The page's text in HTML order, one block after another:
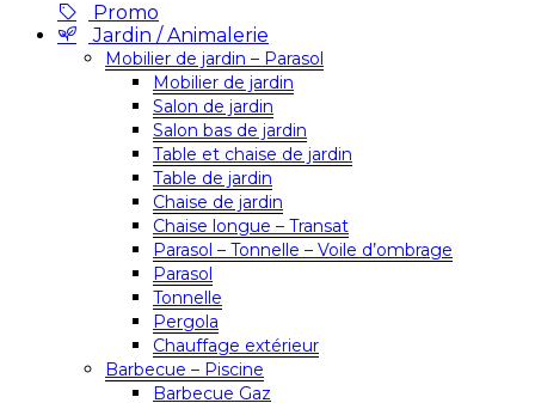
Promo
Jardin / Animalerie
Mobilier de jardin – Parasol
Mobilier de jardin
Salon de jardin
Salon bas de jardin
Table et chaise de jardin
Table de jardin
Chaise de jardin
Chaise longue – Transat
Parasol – Tonnelle – Voile d’ombrage
Parasol
Tonnelle
Pergola
Chauffage extérieur
Barbecue – Piscine
Barbecue Gaz